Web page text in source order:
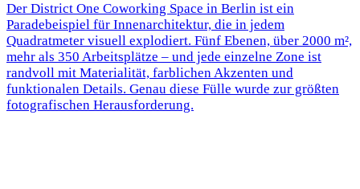
Der District One Coworking Space in Berlin ist ein
Paradebeispiel für Innenarchitektur, die in jedem
Quadratmeter visuell explodiert. Fünf Ebenen, über 2000 m²,
mehr als 350 Arbeitsplätze – und jede einzelne Zone ist
randvoll mit Materialität, farblichen Akzenten und
funktionalen Details. Genau diese Fülle wurde zur größten
fotografischen Herausforderung.